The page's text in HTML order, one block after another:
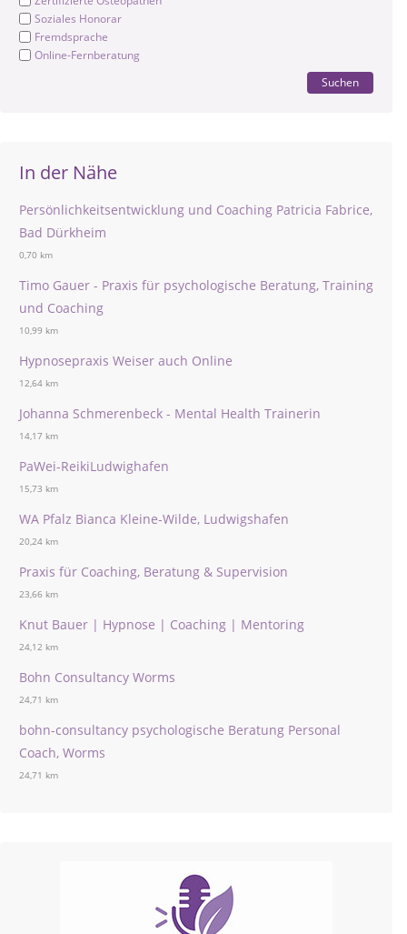
Soziales Honorar
Fremdsprache
Online-Fernberatung
Suchen
In der Nähe
Persönlichkeitsentwicklung und Coaching Patricia Fabrice,
Bad Dürkheim
0,70 km
Timo Gauer - Praxis für psychologische Beratung, Training
und Coaching
10,99 km
Hypnosepraxis Weiser auch Online
12,64 km
Johanna Schmerenbeck - Mental Health Trainerin
14,17 km
PaWei-ReikiLudwighafen
15,73 km
WA Pfalz Bianca Kleine-Wilde, Ludwigshafen
20,24 km
Praxis für Coaching, Beratung & Supervision
23,66 km
Knut Bauer | Hypnose | Coaching | Mentoring
24,12 km
Bohn Consultancy Worms
24,71 km
bohn-consultancy psychologische Beratung Personal
Coach, Worms
24,71 km